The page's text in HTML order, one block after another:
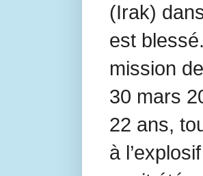
(Irak)
est
mission
30 mars
22 ans,
à